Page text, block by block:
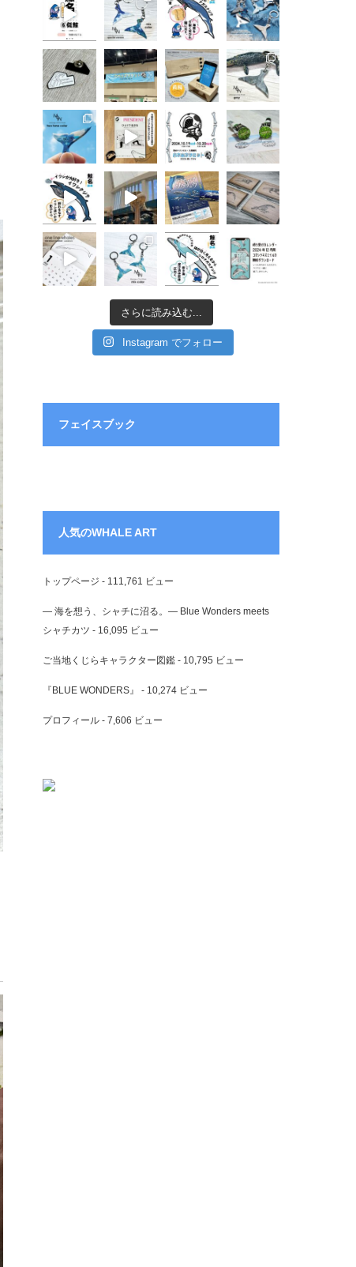
さらに読み込む...
Instagram でフォロー
フェイスブック
人気のWHALE ART
トップページ - 111,761 ビュー
― 海を想う、シャチに沼る。― Blue Wonders meets
シャチカツ - 16,095 ビュー
ご当地くじらキャラクター図鑑 - 10,795 ビュー
『BLUE WONDERS』 - 10,274 ビュー
プロフィール - 7,606 ビュー